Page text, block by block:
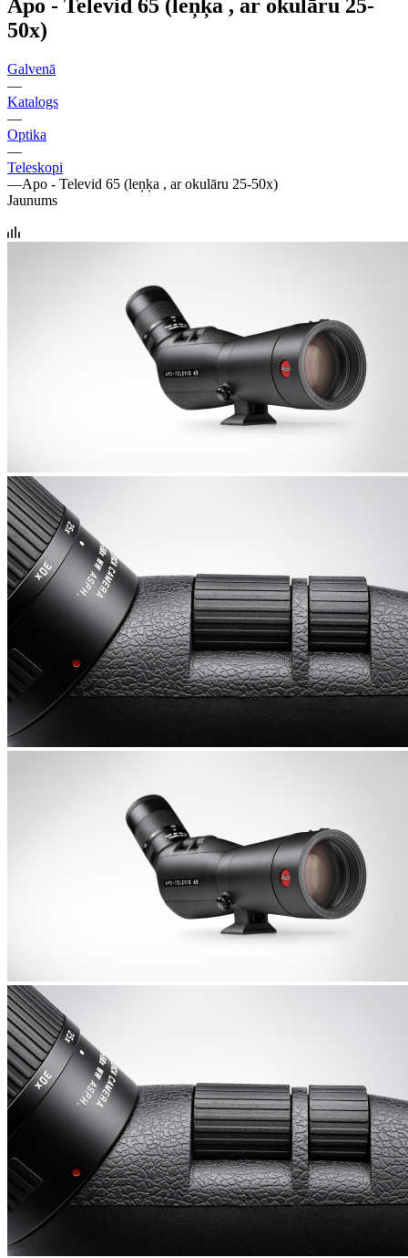
Apo - Televid 65 (leņķa , ar okulāru 25-
50x)
Galvenā
—
Katalogs
—
Optika
—
Teleskopi
—Apo - Televid 65 (leņķa , ar okulāru 25-50x)
Jaunums